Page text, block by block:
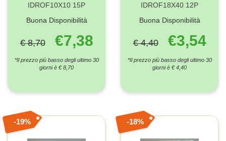
IDROF10X10 15P
Buona Disponibilità
€ 8,70 €7,38
*Il prezzo più basso degli ultimo 30
giorni è € 8,70
IDROF18X40 12P
Buona Disponibilità
€ 4,40 €3,54
*Il prezzo più basso degli ultimo 30
giorni è € 4,40
19% 18%